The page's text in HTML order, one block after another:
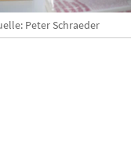
Peter Schraeder